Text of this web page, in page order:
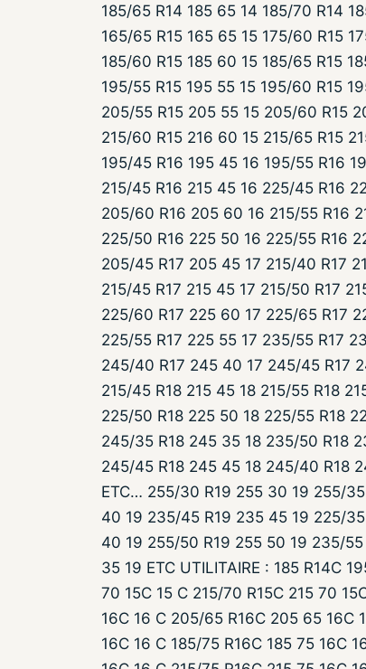
185/65 R14 185 65 14 185/70 R14
165/65 R15 165 65 15 175/60 R15
185/60 R15 185 60 15 185/65 R15
195/55 R15 195 55 15 195/60 R15
205/55 R15 205 55 15 205/60 R15
215/60 R15 216 60 15 215/65 R15
195/45 R16 195 45 16 195/55 R16
215/45 R16 215 45 16 225/45 R16
205/60 R16 205 60 16 215/55 R16
225/50 R16 225 50 16 225/55 R16
205/45 R17 205 45 17 215/40 R17
215/45 R17 215 45 17 215/50 R17
225/60 R17 225 60 17 225/65 R17
225/55 R17 225 55 17 235/55 R17
245/40 R17 245 40 17 245/45 R17
215/45 R18 215 45 18 215/55 R18
225/50 R18 225 50 18 225/55 R18
245/35 R18 245 35 18 235/50 R18
245/45 R18 245 45 18 245/40 R18
ETC… 255/30 R19 255 30 19 255/
40 19 235/45 R19 235 45 19 225/
40 19 255/50 R19 255 50 19 235/
35 19 ETC UTILITAIRE : 185 R14C
70 15C 15 C 215/70 R15C 215 70
16C 16 C 205/65 R16C 205 65 16C
16C 16 C 185/75 R16C 185 75 16C